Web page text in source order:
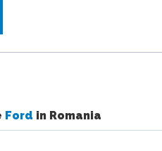
Ford in Romania